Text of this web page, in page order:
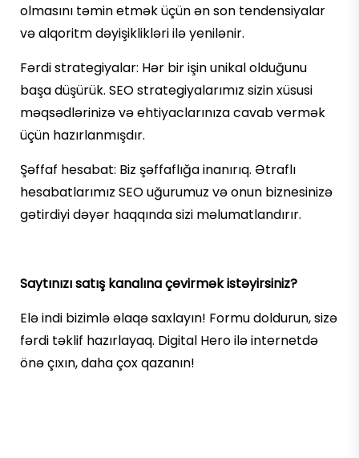
olmasını təmin etmək üçün ən son tendensiyalar
və alqoritm dəyişiklikləri ilə yenilənir.
Fərdi strategiyalar: Hər bir işin unikal olduğunu
başa düşürük. SEO strategiyalarımız sizin xüsusi
məqsədlərinizə və ehtiyaclarınıza cavab vermək
üçün hazırlanmışdır.
Şəffaf hesabat: Biz şəffaflığa inanırıq. Ətraflı
hesabatlarımız SEO uğurumuz və onun biznesinizə
gətirdiyi dəyər haqqında sizi məlumatlandırır.
Saytınızı satış kanalına çevirmək istəyirsiniz?
Elə indi bizimlə əlaqə saxlayın! Formu doldurun, sizə
fərdi təklif hazırlayaq. Digital Hero ilə internetdə
önə çıxın, daha çox qazanın!